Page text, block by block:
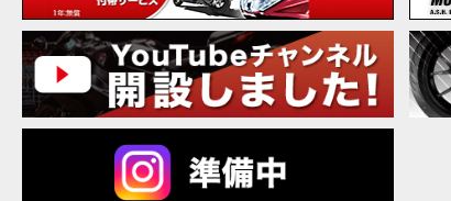
MOVIE
MOVIE
MOVIE
MOVIE